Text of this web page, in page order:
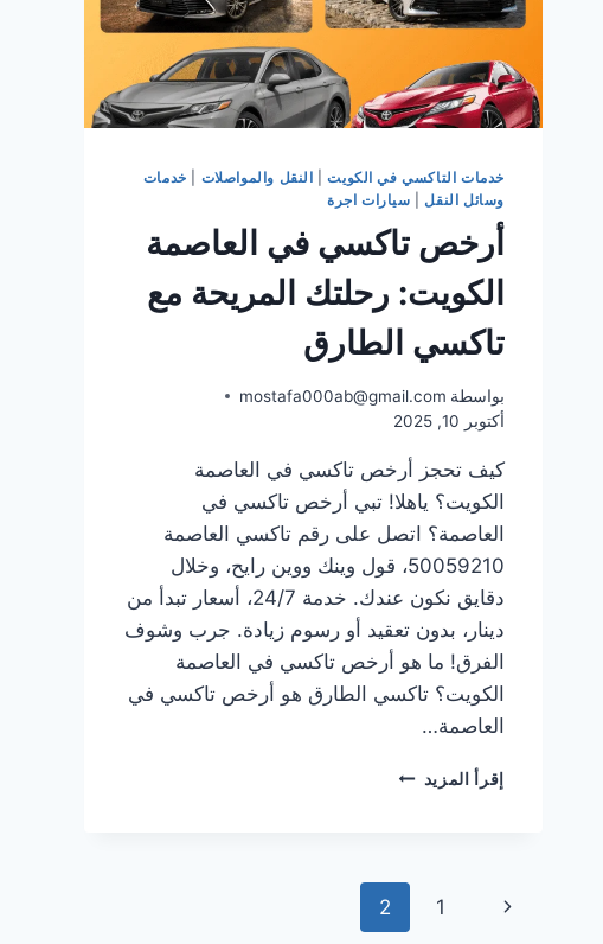
تاكسي
الطارق
خدمات التاكسي في الكويت| النقل والمواصلات
خدمات
وسائل النقل
سيارات اجرة
أرخص تاكسي في العاصمة
الكويت: رحلتك المريحة مع
تاكسي الطارق
بواسطة mostafa000ab@gmail.com
أكتوبر 10, 2025
كيف تحجز أرخص تاكسي في العاصمة
الكويت؟ ياهلا! تبي أرخص تاكسي في
العاصمة؟ اتصل على رقم تاكسي العاصمة
50059210، قول وينك ووين رايح، وخلال
دقايق نكون عندك. خدمة 24/7، أسعار تبدأ من
دينار، بدون تعقيد أو رسوم زيادة. جرب وشوف
الفرق! ما هو أرخص تاكسي في العاصمة
الكويت؟ تاكسي الطارق هو أرخص تاكسي في
العاصمة…
إقرأ المزيد أرخص
رحلتك
تنقلالصفحة
1
2